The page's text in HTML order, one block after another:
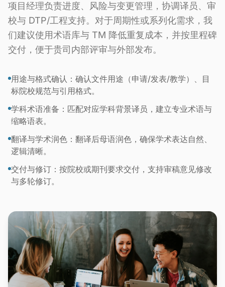
项目经理负责进度、风险与变更管理，协调译员、审
校与 DTP/工程支持。对于周期性或系列化需求，我
们建议使用术语库与 TM 降低重复成本，并按里程碑
交付，便于贵司内部评审与外部发布。
用途与格式确认：确认文件用途（申请/发表/教学）、目
标院校规范与引用格式。
学科术语准备：匹配对应学科背景译员，建立专业术语与
缩略语表。
翻译与学术润色：翻译后母语润色，确保学术表达自然、
逻辑清晰。
交付与修订：按院校或期刊要求交付，支持审稿意见修改
与多轮修订。